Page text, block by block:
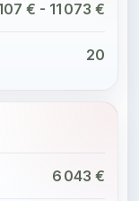
€ - 11 073 €
20
6 043 €